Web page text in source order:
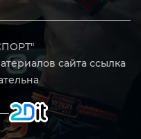
сайта ссылка
—
чтобы закрыть